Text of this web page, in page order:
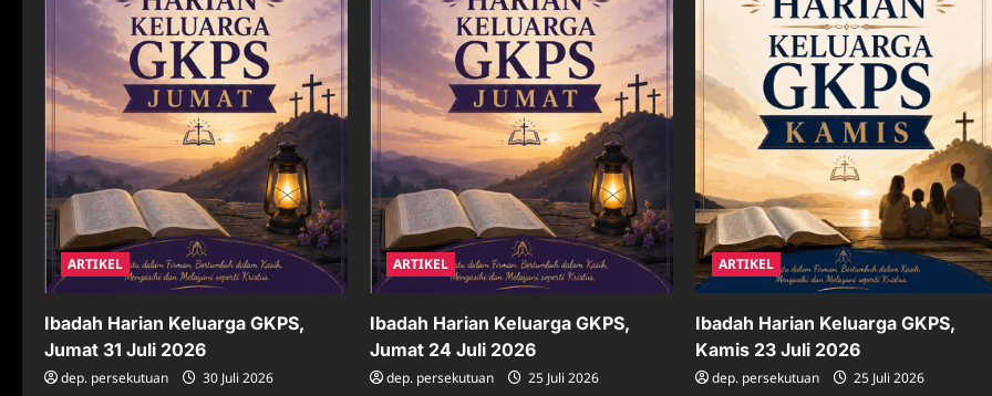
t
i
o
n
ARTIKEL
Ibadah Harian Keluarga GKPS,
Jumat 31 Juli 2026
dep. persekutuan 30 Juli 2026
ARTIKEL
Ibadah Harian Keluarga GKPS,
Jumat 24 Juli 2026
dep. persekutuan 25 Juli 2026
ARTIKEL
Ibadah Harian Keluarga GKPS,
Kamis 23 Juli 2026
dep. persekutuan 25 Juli 2026